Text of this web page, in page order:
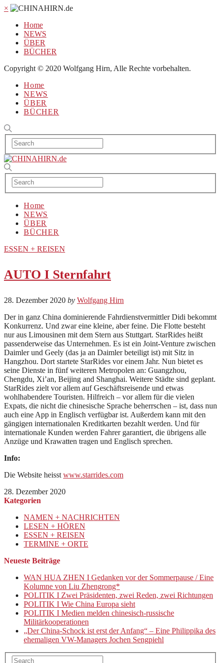
×
Home
NEWS
ÜBER
BÜCHER
Copyright © 2020 Wolfgang Hirn, Alle Rechte vorbehalten.
Home
NEWS
ÜBER
BÜCHER
Home
NEWS
ÜBER
BÜCHER
ESSEN + REISEN
AUTO I Sternfahrt
28. Dezember 2020 by Wolfgang Hirn
Der in ganz China dominierende Fahrdienstvermittler Didi bekommt
Konkurrenz. Und zwar eine kleine, aber feine. Die Flotte besteht
nur aus Limousinen mit dem Stern aus Stuttgart. StarRides heißt
passenderweise das Unternehmen. Es ist ein Joint-Venture zwischen
Daimler und Geely (das ja an Daimler beteiligt ist) mit Sitz in
Hangzhou. Dort startete StarRides vor einem Jahr. Nun bietet es
seine Dienste in fünf weiteren Metropolen an: Guangzhou,
Chengdu, Xi’an, Beijing and Shanghai. Weitere Städte sind geplant.
StarRides zielt vor allem auf Geschäftsreisende und etwas
wohlhabendere Touristen. Hilfreich – vor allem für die vielen
Expats, die nicht die chinesische Sprache beherrschen – ist, dass nun
auch eine App in Englisch verfügbar ist. Außerdem kann mit den
gängigen internationalen Kreditkarten bezahlt werden. Und für
internationale Kunden werden Fahrer garantiert, die übrigens alle
Anzüge und Krawatten tragen und Englisch sprechen.
Info:
Die Website heisst www.starrides.com
28. Dezember 2020
Kategorien
NAMEN + NACHRICHTEN
LESEN + HÖREN
ESSEN + REISEN
TERMINE + ORTE
Neueste Beiträge
WAN HUA ZHEN I Gedanken vor der Sommerpause / Eine
Kolumne von Liu Zhengrong*
POLITIK I Zwei Präsidenten, zwei Reden, zwei Richtungen
POLITIK I Wie China Europa sieht
POLITIK I Medien melden chinesisch-russische
Militärkooperationen
„Der China-Schock ist erst der Anfang“ – Eine Philippika des
ehemaligen VW-Managers Jochen Sengpiehl